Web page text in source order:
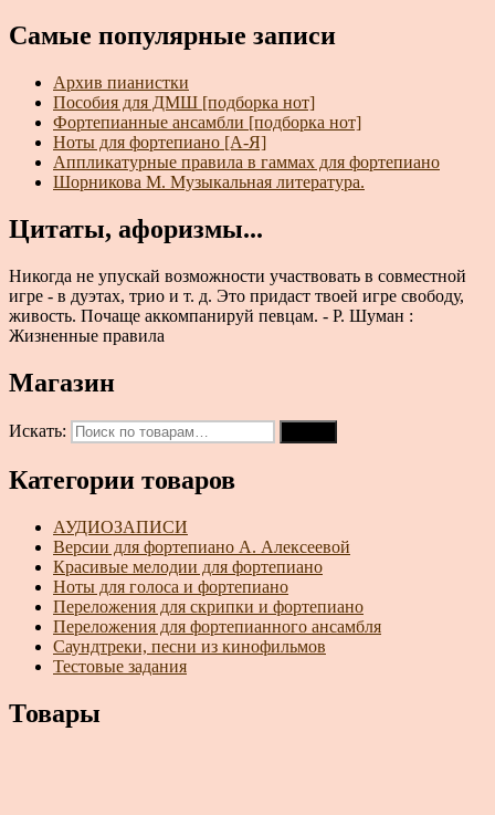
Самые популярные записи
Архив пианистки
Пособия для ДМШ [подборка нот]
Фортепианные ансамбли [подборка нот]
Ноты для фортепиано [А-Я]
Аппликатурные правила в гаммах для фортепиано
Шорникова М. Музыкальная литература.
Цитаты, афоризмы...
Никогда не упускай возможности участвовать в совместной
игре - в дуэтах, трио и т. д. Это придаст твоей игре свободу,
живость. Почаще аккомпанируй певцам. - Р. Шуман :
Жизненные правила
Магазин
Искать:
Категории товаров
АУДИОЗАПИСИ
Версии для фортепиано А. Алексеевой
Красивые мелодии для фортепиано
Ноты для голоса и фортепиано
Переложения для скрипки и фортепиано
Переложения для фортепианного ансамбля
Саундтреки, песни из кинофильмов
Тестовые задания
Товары